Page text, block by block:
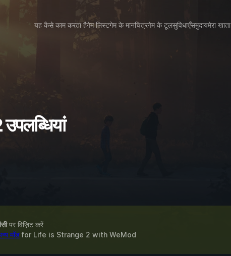
यह कैसे काम करता हैगेम लिस्टगेम के मानचित्रगेम के टूलसुविधाएँसमुदायमेरा खाता
पर विज़िट करें
मॉडfor Life is Strange 2 with WeMod